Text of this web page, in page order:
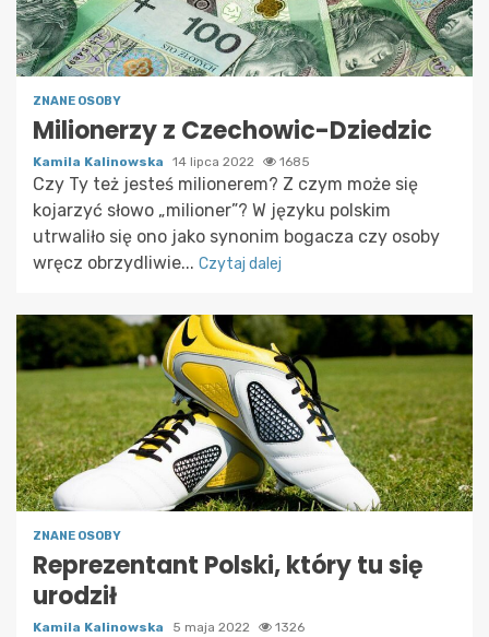
ZNANE OSOBY
Milionerzy z Czechowic-Dziedzic
Kamila Kalinowska 14 lipca 2022 1685
Czy Ty też jesteś milionerem? Z czym może się
kojarzyć słowo „milioner”? W języku polskim
utrwaliło się ono jako synonim bogacza czy osoby
wręcz obrzydliwie... Czytaj dalej
ZNANE OSOBY
Reprezentant Polski, który tu się
urodził
Kamila Kalinowska 5 maja 2022 1326